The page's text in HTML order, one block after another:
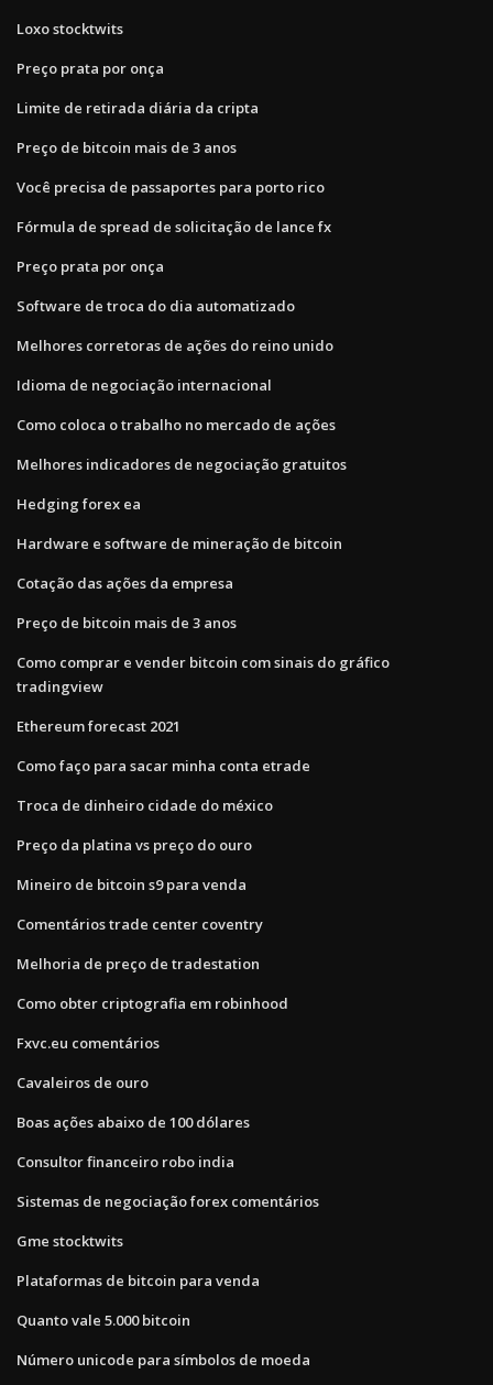
Loxo stocktwits
Preço prata por onça
Limite de retirada diária da cripta
Preço de bitcoin mais de 3 anos
Você precisa de passaportes para porto rico
Fórmula de spread de solicitação de lance fx
Preço prata por onça
Software de troca do dia automatizado
Melhores corretoras de ações do reino unido
Idioma de negociação internacional
Como coloca o trabalho no mercado de ações
Melhores indicadores de negociação gratuitos
Hedging forex ea
Hardware e software de mineração de bitcoin
Cotação das ações da empresa
Preço de bitcoin mais de 3 anos
Como comprar e vender bitcoin com sinais do gráfico
tradingview
Ethereum forecast 2021
Como faço para sacar minha conta etrade
Troca de dinheiro cidade do méxico
Preço da platina vs preço do ouro
Mineiro de bitcoin s9 para venda
Comentários trade center coventry
Melhoria de preço de tradestation
Como obter criptografia em robinhood
Fxvc.eu comentários
Cavaleiros de ouro
Boas ações abaixo de 100 dólares
Consultor financeiro robo india
Sistemas de negociação forex comentários
Gme stocktwits
Plataformas de bitcoin para venda
Quanto vale 5.000 bitcoin
Número unicode para símbolos de moeda